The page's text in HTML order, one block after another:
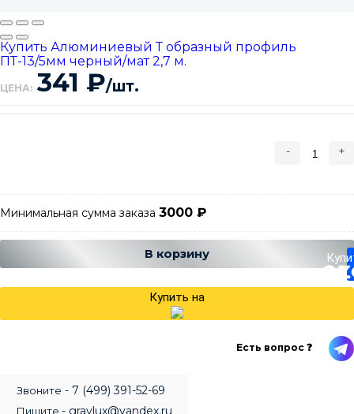
Купить Алюминиевый Т образный профиль
ПТ-13/5мм черный/мат 2,7 м.
ЦЕНА: 341 ₽/шт.
- +
Минимальная сумма заказа 3000 ₽
В корзину
Купить на
Есть вопрос ❓
Звоните - 7 (499) 391-52-69
Пишите - graylux@yandex.ru